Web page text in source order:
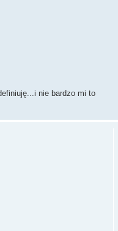
nie bardzo mi to